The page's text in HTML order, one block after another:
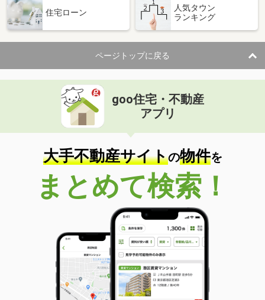
住宅ローン
人気タウン
ランキング
ページトップに戻る
goo住宅・不動産
アプリ
大手不動産サイトの物件を
まとめて検索！